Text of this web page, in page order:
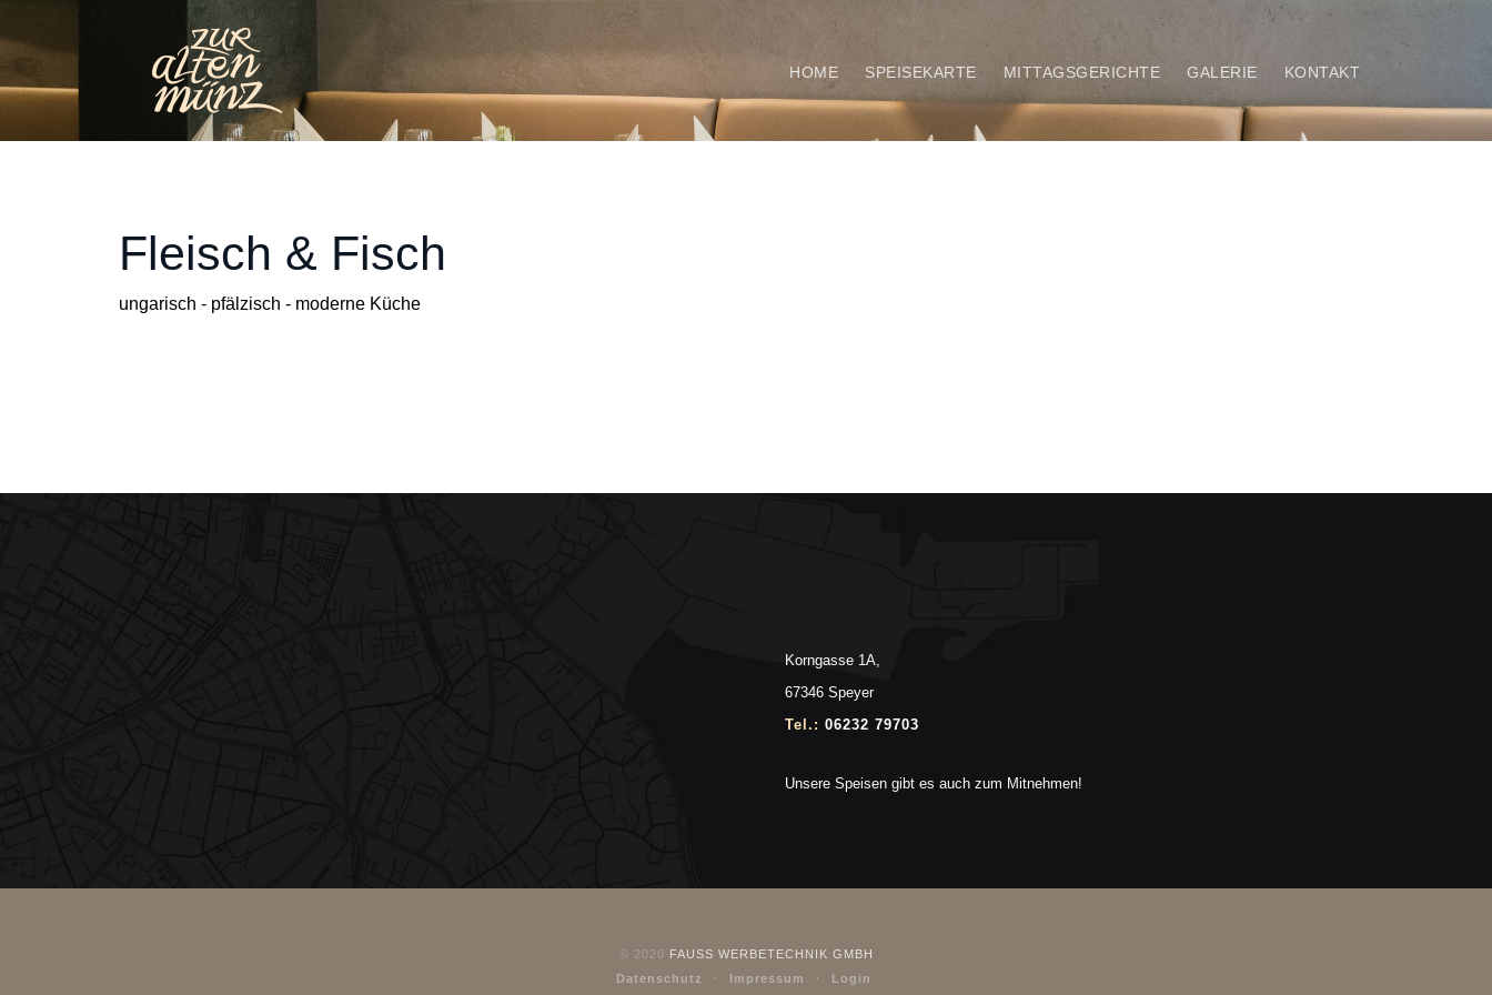
HOME SPEISEKARTE MITTAGSGERICHTE GALERIE KONTAKT
Fleisch & Fisch
ungarisch - pfälzisch - moderne Küche
Korngasse 1A
67346 Speyer
Tel.: 06232 79703
Unsere Speisen gibt es auch zum Mitnehmen!
© 2020 FAUSS WERBETECHNIK GMBH
Datenschutz
Impressum Login